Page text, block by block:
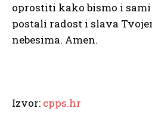
oprostiti kako bismo i
postali radost i slava
nebesima. Amen.
Izvor: cpps.hr